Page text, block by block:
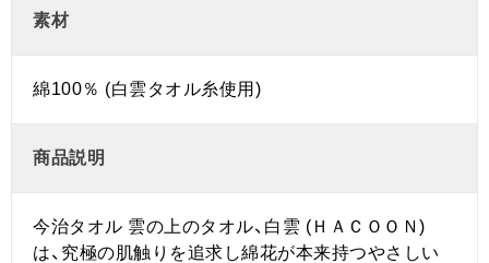
素材
綿100％ (白雲タオル糸使用)
商品説明
今治タオル 雲の上のタオル、白雲 (ＨＡＣＯＯＮ)
は、究極の肌触りを追求し綿花が本来持つやさしい